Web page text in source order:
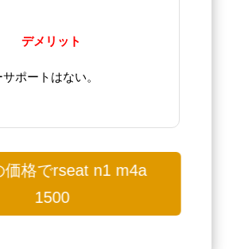
デメリット
ポートはない。
価格でrseat n1 m4a
1500